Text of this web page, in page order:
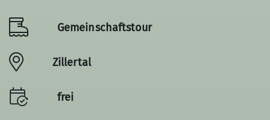
Gemeinschaftstour
Zillertal
frei